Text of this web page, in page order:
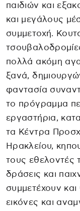
παιδιών και
και μεγάλους
συμμετοχή.
πολλά ακόμη
ξανά,
φαντασία
το πρόγραμμα
εργαστήρια,
τα Κέντρα
Ηρακλείου,
τους εθελοντές
δράσεις και
συμμετέχουν
εικόνες και